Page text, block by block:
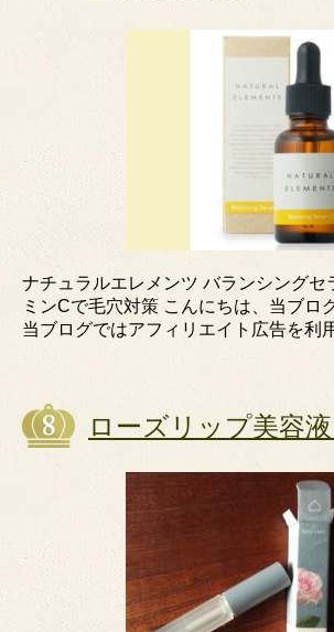
ナチュラルエレメンツ バランシングセ
ミンCで毛穴対策 こんにちは、当ブロ
当ブログではアフィリエイト広告を利
ローズリップ美容